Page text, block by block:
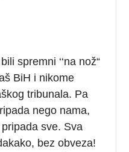
spremni ‘‘na nož“
BiH i nikome
tribunala. Pa
nego nama,
sve. Sva
bez obveza!